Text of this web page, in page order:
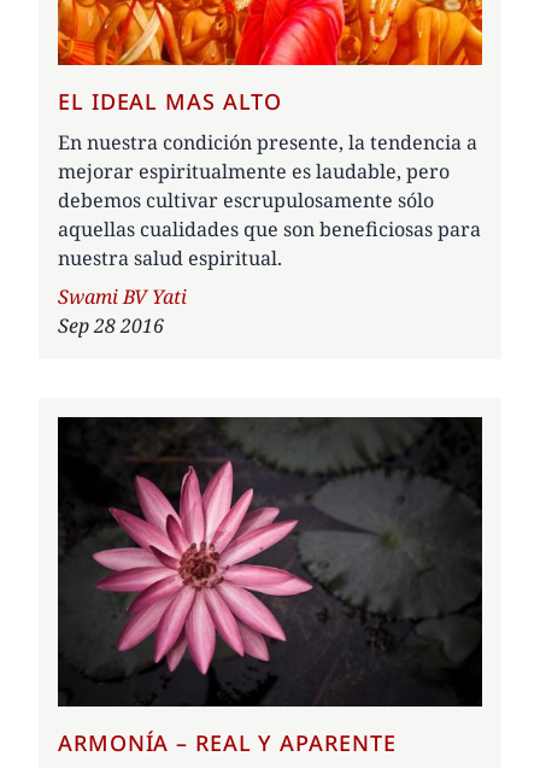
EL IDEAL MAS ALTO
En nuestra condición presente, la tendencia a
mejorar espiritualmente es laudable, pero
debemos cultivar escrupulosamente sólo
aquellas cualidades que son beneficiosas para
nuestra salud espiritual.
Author
Swami BV Yati
Sep 28 2016
ARMONÍA – REAL Y APARENTE